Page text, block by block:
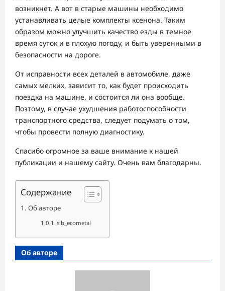
возникнет. А вот в старые машины необходимо
устанавливать целые комплекты ксенона. Таким
образом можно улучшить качество езды в темное
время суток и в плохую погоду, и быть уверенными в
безопасности на дороге.
От исправности всех деталей в автомобиле, даже
самых мелких, зависит то, как будет происходить
поездка на машине, и состоится ли она вообще.
Поэтому, в случае ухудшения работоспособности
транспортного средства, следует подумать о том,
чтобы провести полную диагностику.
Спасибо огромное за ваше внимание к нашей
публикации и нашему сайту. Очень вам благодарны.
Содержание
Об авторе
sib_ecometal
Об авторе